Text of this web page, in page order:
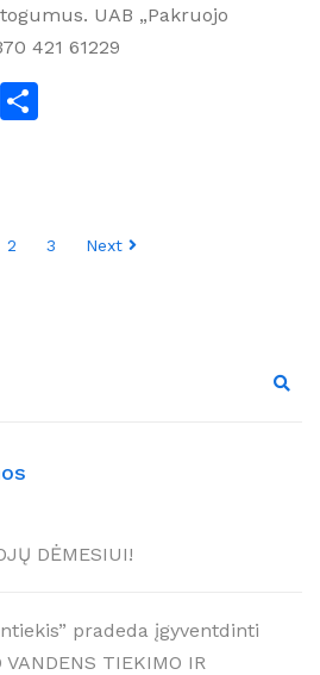
UAB „Pakruojo
421 61229
Email
2 3 Next
DĖMESIUI!
pradeda įgyventdinti
TIEKIMO IR